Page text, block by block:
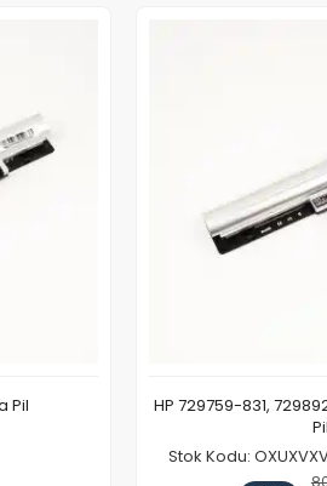
Pil
HP 729759-831,
Pil
Stok Kodu: